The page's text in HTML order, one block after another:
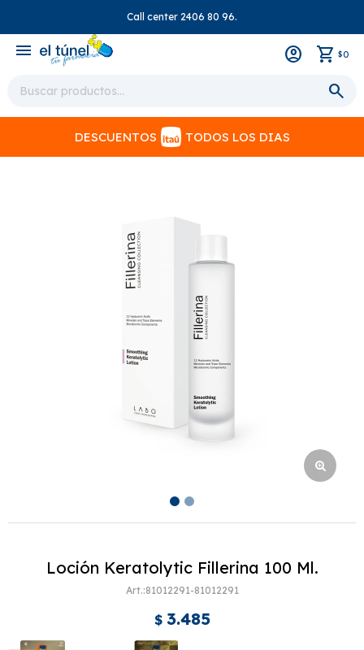
Call center 2406 80 96.
menu $0
DESCUENTOS TODOS LOS DIAS
Loción Keratolytic Fillerina 100 Ml.
81012291-81012291
$ 3.485
close